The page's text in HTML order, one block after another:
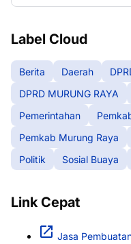
Label Cloud
Berita Daerah
DPRD MURUNG RAYA
Pemerintahan
Pemkab Murung Raya
Politik
Sosial Buaya
Link Cepat
Jasa